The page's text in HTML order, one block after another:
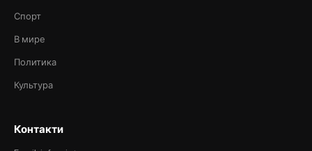
Спорт
В мире
Политика
Культура
Контакти